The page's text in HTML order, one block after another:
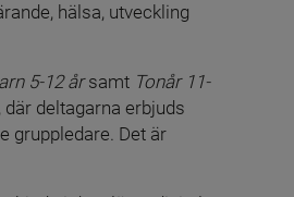
hälsa, utveckling
5-12 år samt Tonår 11-
deltagarna erbjuds
gruppledare. Det är